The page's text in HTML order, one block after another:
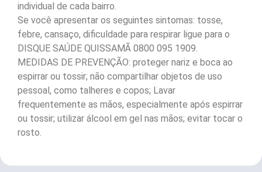
individual de cada bairro.
Se você apresentar os seguintes sintomas: tosse,
febre, cansaço, dificuldade para respirar ligue para o
DISQUE SAÚDE QUISSAMÃ 0800 095 1909.
MEDIDAS DE PREVENÇÃO: proteger nariz e boca ao
espirrar ou tossir; não compartilhar objetos de uso
pessoal, como talheres e copos; Lavar
frequentemente as mãos, especialmente após espirrar
ou tossir; utilizar álcool em gel nas mãos; evitar tocar o
rosto.